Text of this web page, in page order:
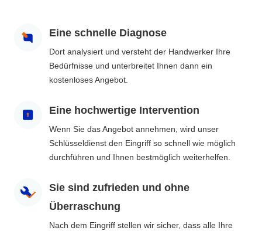
Eine schnelle Diagnose
Dort analysiert und versteht der Handwerker Ihre
Bedürfnisse und unterbreitet Ihnen dann ein
kostenloses Angebot.
Eine hochwertige Intervention
Wenn Sie das Angebot annehmen, wird unser
Schlüsseldienst den Eingriff so schnell wie möglich
durchführen und Ihnen bestmöglich weiterhelfen.
Sie sind zufrieden und ohne
Überraschung
Nach dem Eingriff stellen wir sicher, dass alle Ihre